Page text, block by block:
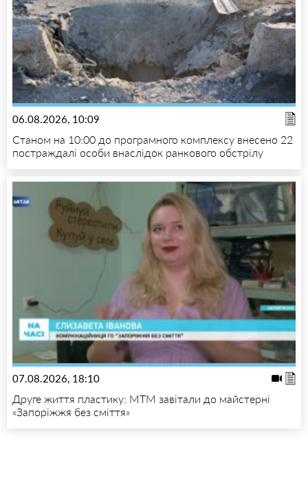
06.08.2026, 10:09
Станом на 10:00 до програмного комплексу внесено 22
постраждалі особи внаслідок ранкового обстрілу
07.08.2026, 18:10
Друге життя пластику: МТМ завітали до майстерні
«Запоріжжя без сміття»